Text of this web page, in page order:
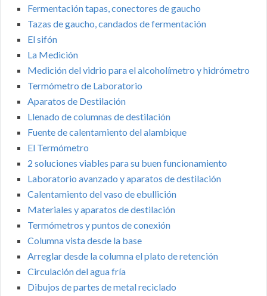
Fermentación tapas, conectores de gaucho
Tazas de gaucho, candados de fermentación
El sifón
La Medición
Medición del vidrio para el alcoholímetro y hidrómetro
Termómetro de Laboratorio
Aparatos de Destilación
Llenado de columnas de destilación
Fuente de calentamiento del alambique
El Termómetro
2 soluciones viables para su buen funcionamiento
Laboratorio avanzado y aparatos de destilación
Calentamiento del vaso de ebullición
Materiales y aparatos de destilación
Termómetros y puntos de conexión
Columna vista desde la base
Arreglar desde la columna el plato de retención
Circulación del agua fría
Dibujos de partes de metal reciclado